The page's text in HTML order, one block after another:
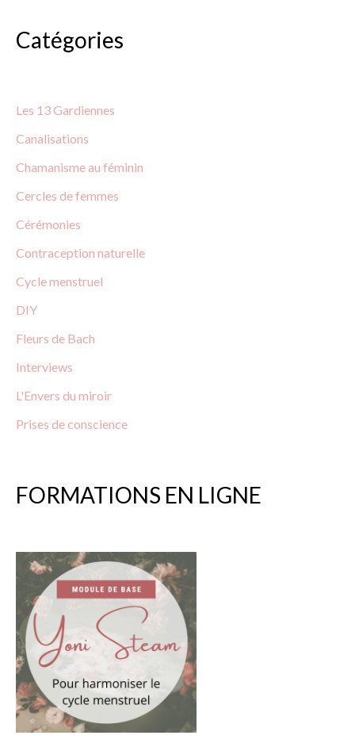
h
h
e
r
:
Catégories
Les 13 Gardiennes
Canalisations
Chamanisme au féminin
Cercles defemmes
Cérémonies
Contraception naturelle
Cycle menstruel
DIY
Fleurs de Bach
Interviews
L'Envers du miroir
Prises deconscience
FORMATIONS EN LIGNE